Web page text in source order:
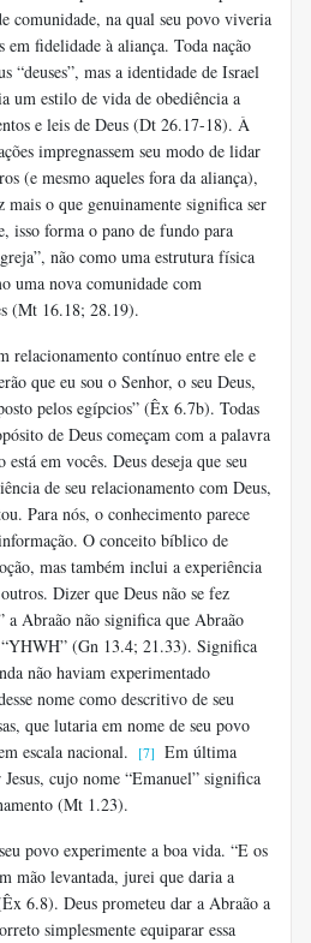
comunidade, na qual seu povo viveria
em fidelidade à aliança. Toda nação
“deuses”, mas a identidade de Israel
um estilo de vida de obediência a
e leis de Deus (Dt 26.17-18). À
impregnassem seu modo de lidar
(e mesmo aqueles fora da aliança),
mais o que genuinamente significa ser
isso forma o pano de fundo para
não como uma estrutura física
uma nova comunidade com
(Mt 16.18; 28.19).
relacionamento contínuo entre ele e
que eu sou o Senhor, o seu Deus,
pelos egípcios” (Êx 6.7b). Todas
de Deus começam com a palavra
em vocês. Deus deseja que seu
de seu relacionamento com Deus,
Para nós, o conhecimento parece
O conceito bíblico de
mas também inclui a experiência
Dizer que Deus não se fez
a Abraão não significa que Abraão
(Gn 13.4; 21.33). Significa
não haviam experimentado
nome como descritivo de seu
que lutaria em nome de seu povo
escala nacional.
[7] Em última
cujo nome “Emanuel” significa
(Mt 1.23).
povo experimente a boa vida. “E os
mão levantada, jurei que daria a
6.8). Deus prometeu dar a Abraão a
simplesmente equiparar essa